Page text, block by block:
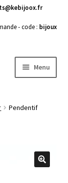
- code : bijoux
Menu
Pendentif